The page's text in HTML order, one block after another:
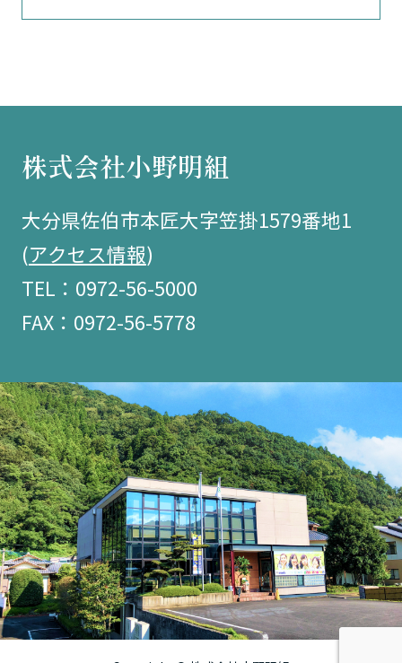
株式会社小野明組
大分県佐伯市本匠大字笠掛1579番地1
(アクセス情報)
TEL：0972-56-5000
FAX：0972-56-5778